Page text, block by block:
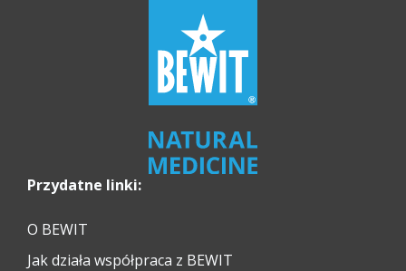
Przydatne linki:
O BEWIT
Jak działa współpraca z BEWIT